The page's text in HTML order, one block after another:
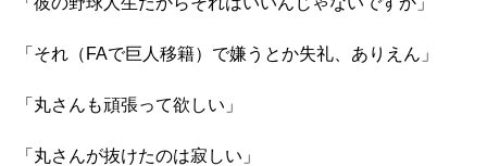
「それ（FAで巨人移籍）で嫌うとか失礼、ありえん」
「丸さんも頑張って欲しい」
「丸さんが抜けたのは寂しい」